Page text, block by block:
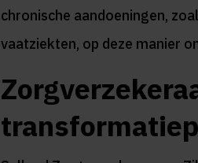
chronische aandoeningen,
vaatziekten, op deze manier